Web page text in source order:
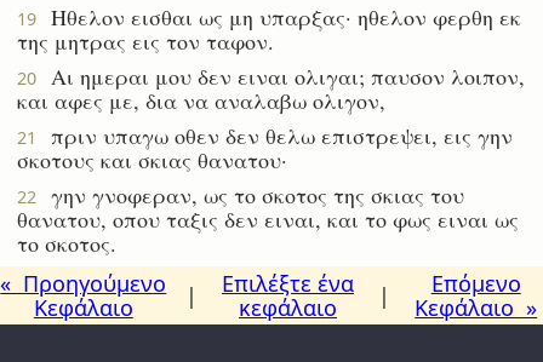
19
Ηθελον εισθαι ως μη υπαρξας· ηθελον φερθη εκ
της μητρας εις τον ταφον.
20
Αι ημεραι μου δεν ειναι ολιγαι; παυσον λοιπον,
και αφες με, δια να αναλαβω ολιγον,
21
πριν υπαγω οθεν δεν θελω επιστρεψει, εις γην
σκοτους και σκιας θανατου·
22
γην γνοφεραν, ως το σκοτος της σκιας του
θανατου, οπου ταξις δεν ειναι, και το φως ειναι ως
το σκοτος.
« Προηγούμενο
Κεφάλαιο
|
Επιλέξτε ένα
κεφάλαιο
|
Επόμενο
Κεφάλαιο »